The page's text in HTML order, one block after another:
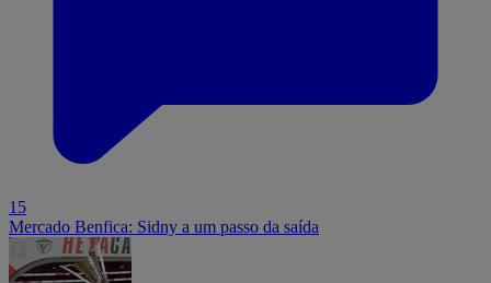
15
Mercado Benfica: Sidny a um passo da saída